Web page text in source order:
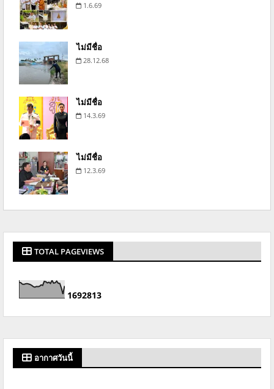
1.6.69
ไม่มีชื่อ
28.12.68
ไม่มีชื่อ
14.3.69
ไม่มีชื่อ
12.3.69
TOTAL PAGEVIEWS
1692813
อากาศวันนี้